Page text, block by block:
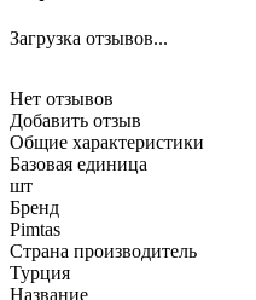
Загрузка отзывов...
Нет отзывов
Добавить отзыв
Общие характеристики
Базовая единица
шт
Бренд
Pimtas
Страна производитель
Турция
Название